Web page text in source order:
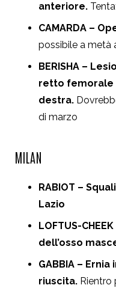
anteriore.
CAMARDA –
possibile a metà
BERISHA –
retto femorale
destra.
di marzo
MILAN
RABIOT –
Lazio
LOFTUS-
dell’osso
GABBIA –
riuscita. Rientro